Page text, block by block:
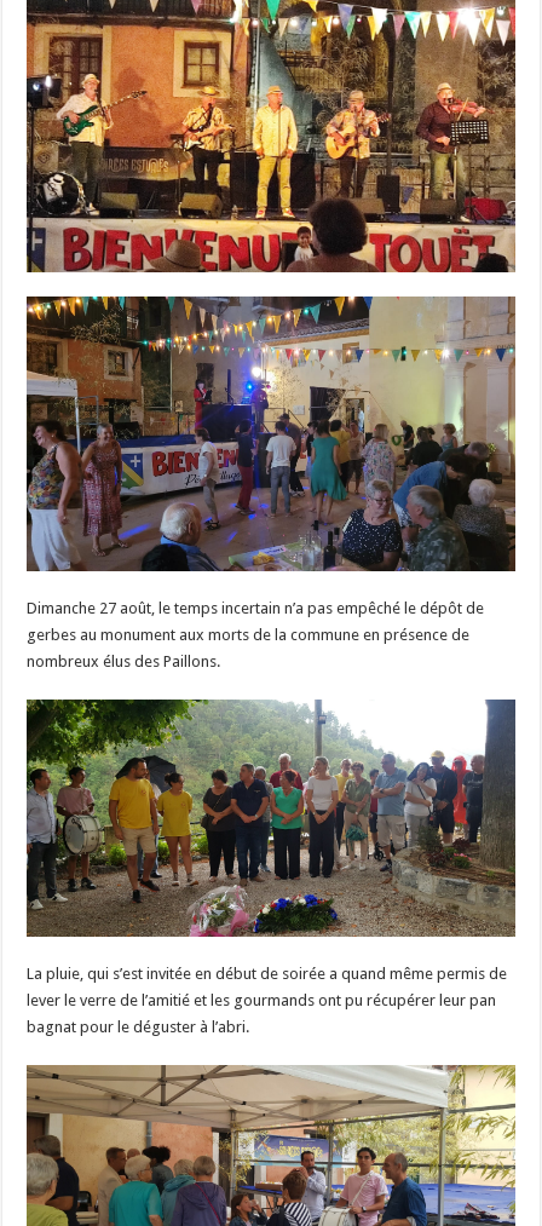
Dimanche 27 août, le temps incertain n’a pas empêché le dépôt de
gerbes au monument aux morts de la commune en présence de
nombreux élus des Paillons.
La pluie, qui s’est invitée en début de soirée a quand même permis de
lever le verre de l’amitié et les gourmands ont pu récupérer leur pan
bagnat pour le déguster à l’abri.